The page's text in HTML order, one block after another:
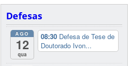
Defesas
AGO
12
qua
08:30 Defesa de Tese de
Doutorado Ivon...